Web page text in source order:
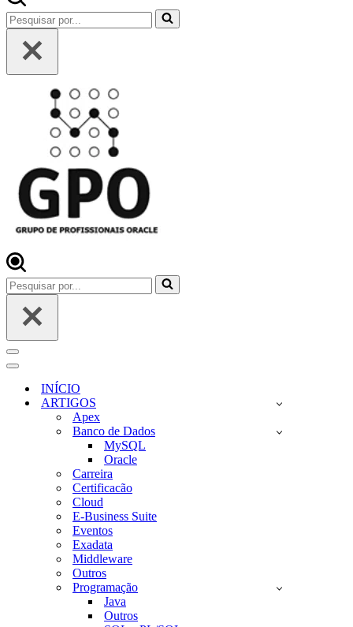
Pesquisar
por...
Pesquisar
por...
Menu
de
navegação
Menu
navegaçãoINÍCIO
ARTIGOS
Apex
Banco de Dados
MySQL
Oracle
Carreira
Certificacão
Cloud
E-Business Suite
Eventos
Exadata
Middleware
Outros
Programação
Java
Outros